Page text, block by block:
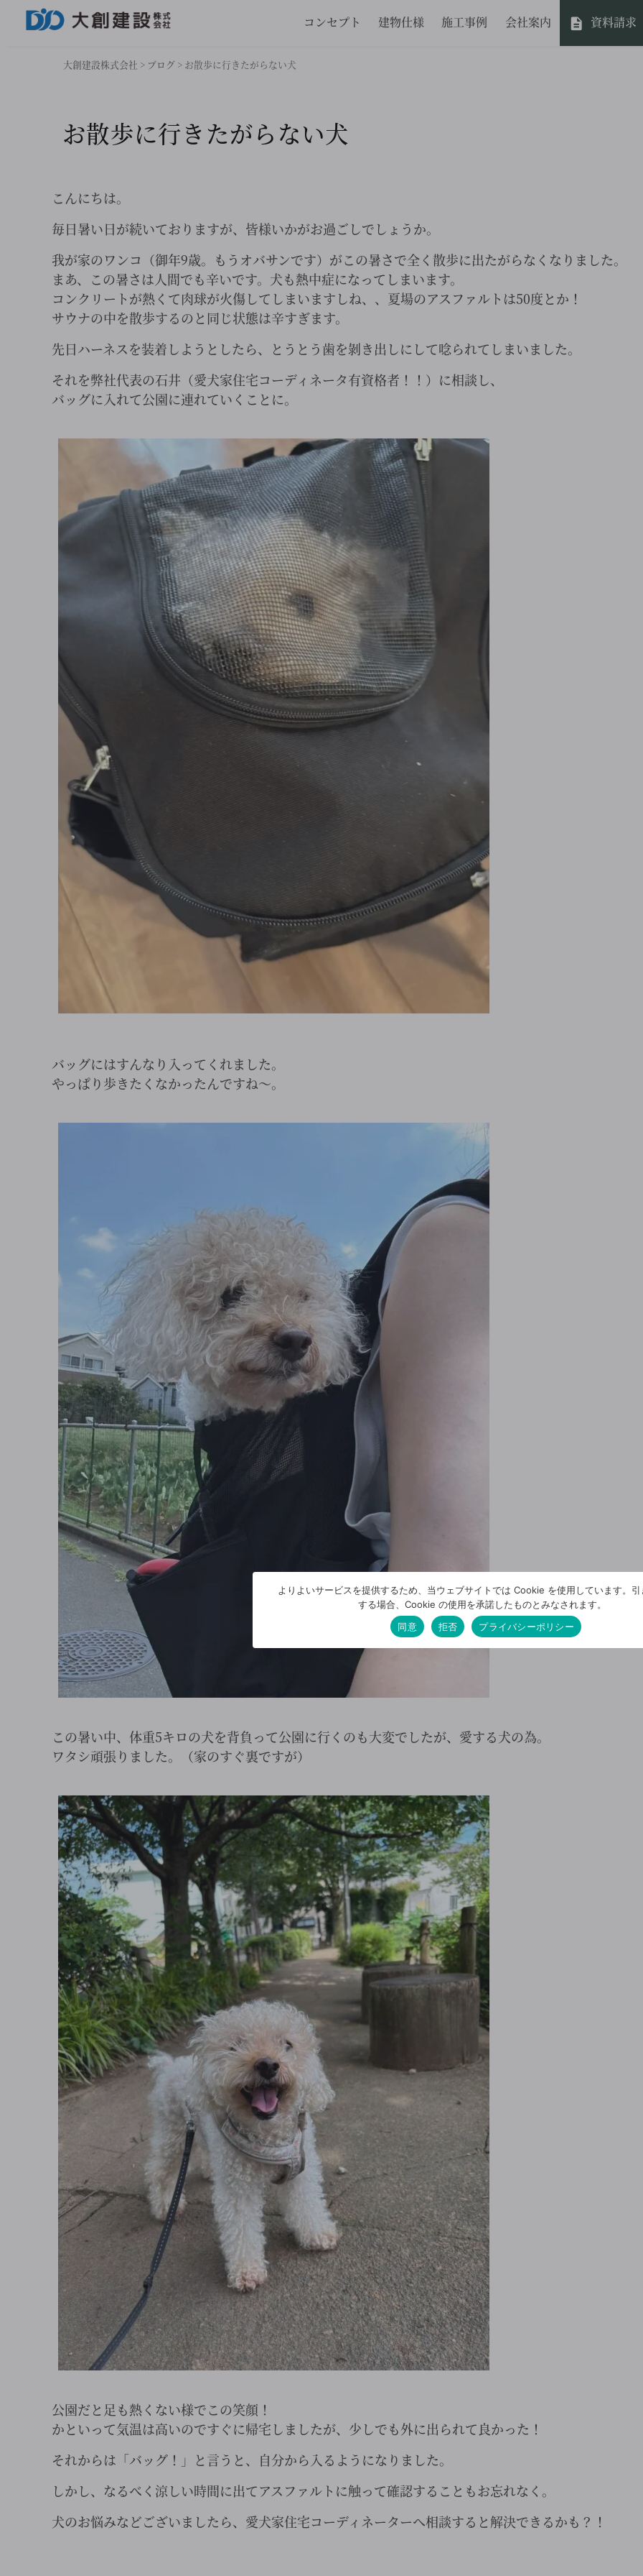
コンセプト 建物仕様 施工事例 会社案内 資料請求
大創建設株式会社 > ブログ > お散歩に行きたがらない犬
お散歩に行きたがらない犬
こんにちは。
毎日暑い日が続いておりますが、皆様いかがお過ごしでしょうか。
我が家のワンコ（御年9歳。もうオバサンです）がこの暑さで全く散歩に出たがらなくなりました。
まあ、この暑さは人間でも辛いです。犬も熱中症になってしまいます。
コンクリートが熱くて肉球が火傷してしまいますしね、、夏場のアスファルトは50度とか！
サウナの中を散歩するのと同じ状態は辛すぎます。
先日ハーネスを装着しようとしたら、とうとう歯を剝き出しにして唸られてしまいました。
それを弊社代表の石井（愛犬家住宅コーディネータ有資格者！！）に相談し、
バッグに入れて公園に連れていくことに。
バッグにはすんなり入ってくれました。
やっぱり歩きたくなかったんですね～。
この暑い中、体重5キロの犬を背負って公園に行くのも大変でしたが、愛する犬の為。
ワタシ頑張りました。（家のすぐ裏ですが）
公園だと足も熱くない様でこの笑顔！
かといって気温は高いのですぐに帰宅しましたが、少しでも外に出られて良かった！
それからは「バッグ！」と言うと、自分から入るようになりました。
しかし、なるべく涼しい時間に出てアスファルトに触って確認することもお忘れなく。
犬のお悩みなどございましたら、愛犬家住宅コーディネーターへ相談すると解決できるかも？！
よりよいサービスを提供するため、当ウェブサイトでは Cookie を使用しています。引
する場合、Cookie の使用を承諾したものとみなされます。
同意
拒否 プライバシーポリシー